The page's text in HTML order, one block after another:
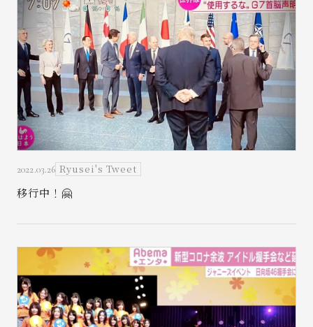
2022.03.26 Ryusei's Tweet
移行中！🤗